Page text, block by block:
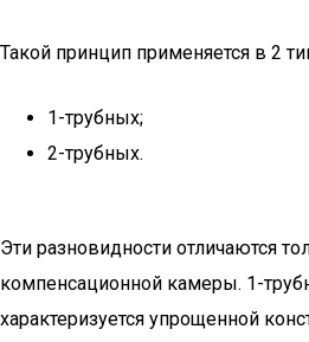
Такой принцип применяется в 2
1-трубных;
2-трубных.
Эти разновидности отличаются
компенсационной камеры. 1-
характеризуется упрощенной